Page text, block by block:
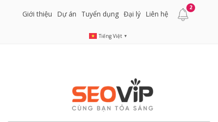
Giới thiệu Dự án Tuyển dụng Đại lý Liên hệ
2
Tiếng Việt ▼